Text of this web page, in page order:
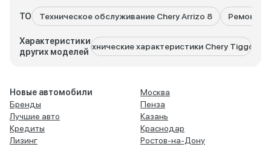
ТО Техническое обслуживание Chery Arrizo 8 Ремонт
Характеристики
других моделей
Технические характеристики Chery Tiggo 2
Новые автомобили
Бренды
Лучшие авто
Кредиты
Лизинг
Москва
Пенза
Казань
Краснодар
Ростов-на-Дону